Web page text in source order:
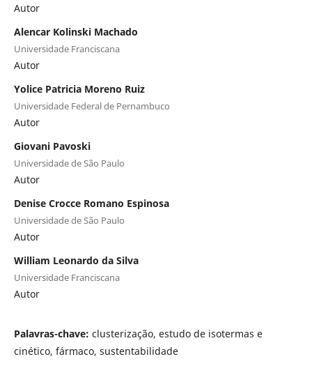
Autor
Alencar Kolinski Machado
Universidade Franciscana
Autor
Yolice Patricia Moreno Ruiz
Universidade Federal de Pernambuco
Autor
Giovani Pavoski
Universidade de São Paulo
Autor
Denise Crocce Romano Espinosa
Universidade de São Paulo
Autor
William Leonardo da Silva
Universidade Franciscana
Autor
Palavras-chave: clusterização, estudo de isotermas e
cinético, fármaco, sustentabilidade